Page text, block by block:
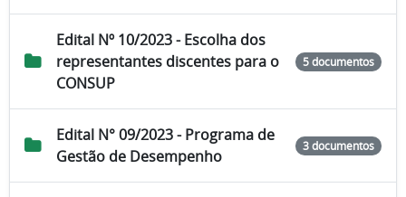
Edital Nº 10/2023 - Escolha dos
representantes discentes para o
CONSUP
5 documentos
Edital N° 09/2023 - Programa de
Gestão de Desempenho
3 documentos